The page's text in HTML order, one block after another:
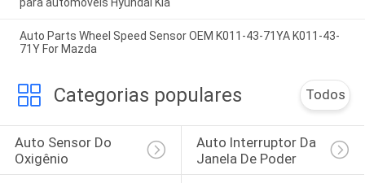
para automóveis Hyundai Kia
Auto Parts Wheel Speed Sensor OEM K011-43-71YA K011-43-
71Y For Mazda
Categorias populares Todos
Auto Sensor Do
Oxigênio
Auto Interruptor Da
Janela De Poder